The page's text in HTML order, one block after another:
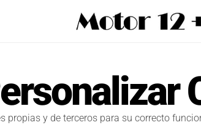
y de terceros para su correcto